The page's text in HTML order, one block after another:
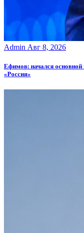
Admin Авг 8, 2026
Ефимов: начался основной
«Россия»